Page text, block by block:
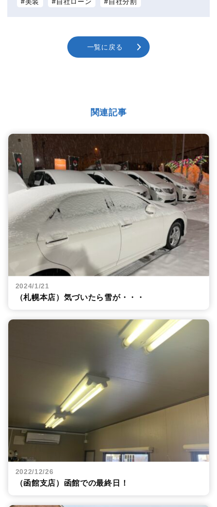
一覧に戻る
関連記事
2024/1/21
（札幌本店）気づいたら雪が・・・
2022/12/26
（函館支店）函館での最終日！